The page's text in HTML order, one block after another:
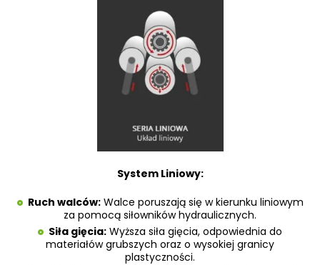
System Liniowy:
Ruch walców:Walce poruszają się w kierunku liniowym
za pomocą siłowników hydraulicznych.
Siła gięcia: Wyższa siła gięcia, odpowiednia do
materiałów grubszych oraz o wysokiej granicy
plastyczności.